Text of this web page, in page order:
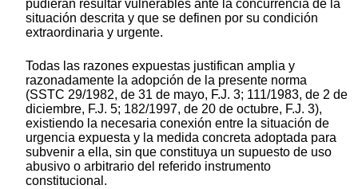
pudieran resultar vulnerables ante la concurrencia de la
situación descrita y que se definen por su condición
extraordinaria y urgente.
Todas las razones expuestas justifican amplia y
razonadamente la adopción de la presente norma
(SSTC 29/1982, de 31 de mayo, F.J. 3; 111/1983, de 2 de
diciembre, F.J. 5; 182/1997, de 20 de octubre, F.J. 3),
existiendo la necesaria conexión entre la situación de
urgencia expuesta y la medida concreta adoptada para
subvenir a ella, sin que constituya un supuesto de uso
abusivo o arbitrario del referido instrumento
constitucional.